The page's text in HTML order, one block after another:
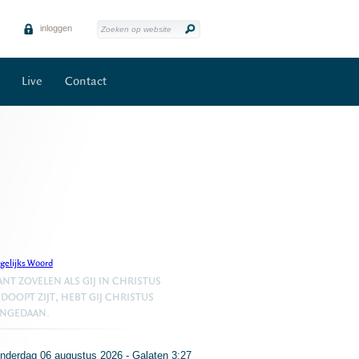
inloggen
Live Contact
Woord
06 augustus 2026 - Galaten 3:27
ZOVELEN ALS GIJ IN CHRISTUS
ZIJT, HEBT GIJ CHRISTUS